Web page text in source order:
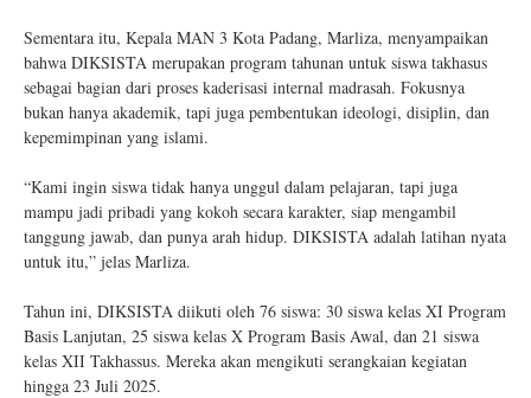
Sementara itu, Kepala MAN 3 Kota Padang, Marliza, menyampaikan
bahwa DIKSISTA merupakan program tahunan untuk siswa takhasus
sebagai bagian dari proses kaderisasi internal madrasah. Fokusnya
bukan hanya akademik, tapi juga pembentukan ideologi, disiplin, dan
kepemimpinan yang islami.
“Kami ingin siswa tidak hanya unggul dalam pelajaran, tapi juga
mampu jadi pribadi yang kokoh secara karakter, siap mengambil
tanggung jawab, dan punya arah hidup. DIKSISTA adalah latihan nyata
untuk itu,” jelas Marliza.
Tahun ini, DIKSISTA diikuti oleh 76 siswa: 30 siswa kelas XI Program
Basis Lanjutan, 25 siswa kelas X Program Basis Awal, dan 21 siswa
kelas XII Takhassus. Mereka akan mengikuti serangkaian kegiatan
hingga 23 Juli 2025.